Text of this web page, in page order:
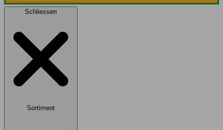
Schliessen
Sortiment